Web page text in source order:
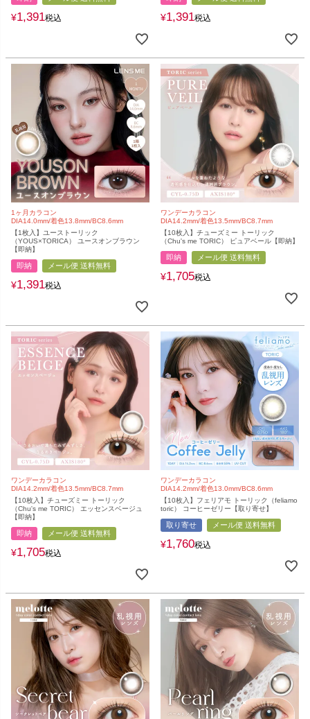
¥1,391税込 ¥1,391税込
1ヶ月カラコン
DIA14.0mm/着色13.8mm/BC8.6mm
【1枚入】ユーストーリック
（YOUS×TORICA） ユースオンブラウン
【即納】
即納 メール便 送料無料
¥1,391税込
ワンデーカラコン
DIA14.2mm/着色13.5mm/BC8.7mm
【10枚入】チューズミー トーリック
（Chu's me TORIC） ピュアベール【即納】
即納 メール便 送料無料
¥1,705税込
ワンデーカラコン
DIA14.2mm/着色13.5mm/BC8.7mm
【10枚入】チューズミー トーリック
（Chu's me TORIC） エッセンスベージュ
【即納】
即納 メール便 送料無料
¥1,705税込
ワンデーカラコン
DIA14.2mm/着色13.0mm/BC8.6mm
【10枚入】フェリアモ トーリック（feliamo
toric） コーヒーゼリー【取り寄せ】
取り寄せ メール便 送料無料
¥1,760税込